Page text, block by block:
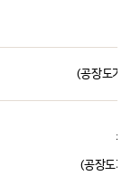
(공장도가
경
(공장도가